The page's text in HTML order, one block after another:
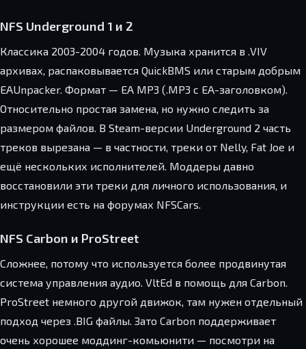
NFS Underground 1 и 2
Классика 2003-2004 годов. Музыка хранится в .VIV
архивах, распаковывается QuickBMS или старым добрым
EAUnpacker. Формат — EA MP3 (.MP3 с EA-заголовком).
Относительно простая замена, но нужно следить за
размером файлов. В Steam-версии Underground 2 часть
треков вырезана — в частности, треки от Nelly, Fat Joe и
ещё нескольких исполнителей. Моддеры давно
восстановили эти треки для личного использования, и
инструкции есть на форумах NFSCars.
NFS Carbon и ProStreet
Сложнее, потому что используется более продвинутая
система управления аудио. VltEd в помощь для Carbon.
ProStreet немного другой движок, там нужен отдельный
подход через .BIG файлы. Зато Carbon поддерживает
очень хорошее моддинг-комьюнити — посмотри на